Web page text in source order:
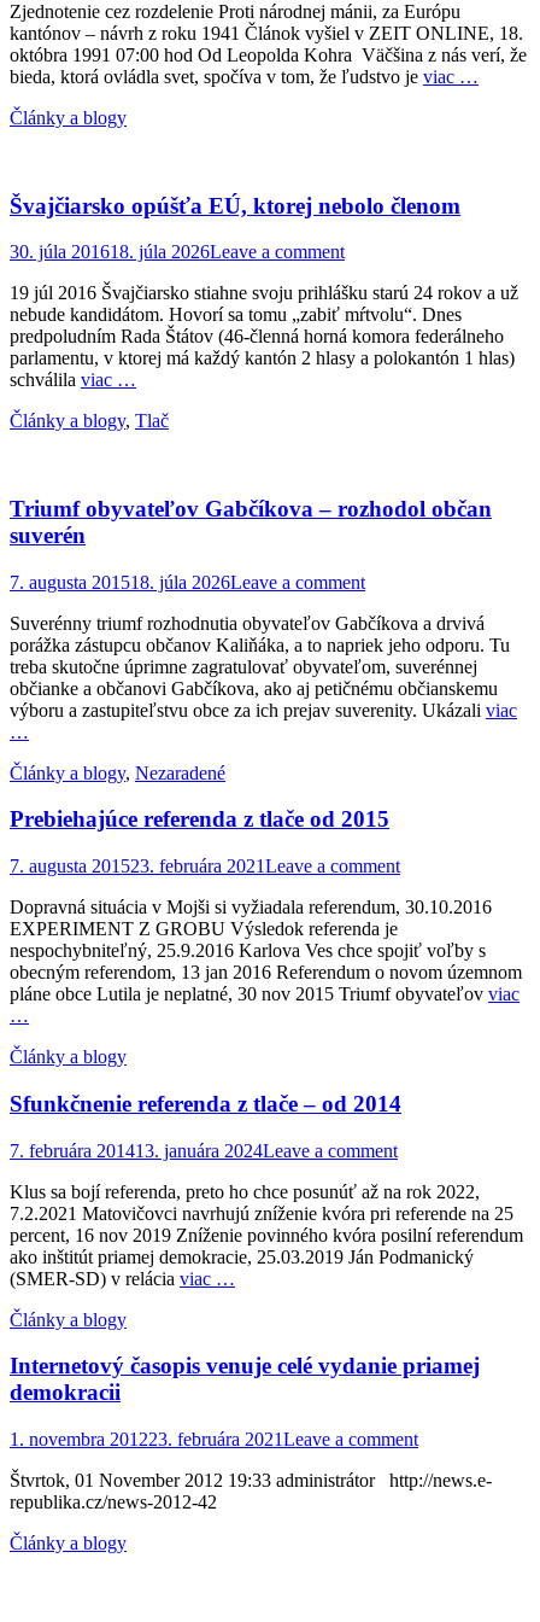
Zjednotenie cez rozdelenie Proti národnej mánii, za Európu
kantónov – návrh z roku 1941 Článok vyšiel v ZEIT ONLINE, 18.
októbra 1991 07:00 hod Od Leopolda Kohra Väčšina z nás verí, že
bieda, ktorá ovládla svet, spočíva v tom, že ľudstvo je viac …
Categories
Články a blogy
Švajčiarsko opúšťa EÚ, ktorej nebolo členom
Posted
30. júla 201618. júla 2026Leave a comment
19 júl 2016 Švajčiarsko stiahne svoju prihlášku starú 24 rokov a už
nebude kandidátom. Hovorí sa tomu „zabiť mŕtvolu“. Dnes
predpoludním Rada Štátov (46-členná horná komora federálneho
parlamentu, v ktorej má každý kantón 2 hlasy a polokantón 1 hlas)
schválila viac …
Categories
Články a blogy, Tlač
Triumf obyvateľov Gabčíkova – rozhodol občan
suverén
Posted
7. augusta 201518. júla 2026Leave a comment
Suverénny triumf rozhodnutia obyvateľov Gabčíkova a drvivá
porážka zástupcu občanov Kaliňáka, a to napriek jeho odporu. Tu
treba skutočne úprimne zagratulovať obyvateľom, suverénnej
občianke a občanovi Gabčíkova, ako aj petičnému občianskemu
výboru a zastupiteľstvu obce za ich prejav suverenity. Ukázali viac
…
Categories
Články a blogy, Nezaradené
Prebiehajúce referenda z tlače od 2015
Posted
7. augusta 201523. februára 2021Leave a comment
Dopravná situácia v Mojši si vyžiadala referendum, 30.10.2016
EXPERIMENT Z GROBU Výsledok referenda je
nespochybniteľný, 25.9.2016 Karlova Ves chce spojiť voľby s
obecným referendom, 13 jan 2016 Referendum o novom územnom
pláne obce Lutila je neplatné, 30 nov 2015 Triumf obyvateľov viac
…
Categories
Články a blogy
Sfunkčnenie referenda z tlače – od 2014
Posted
7. februára 201413. januára 2024Leave a comment
Klus sa bojí referenda, preto ho chce posunúť až na rok 2022,
7.2.2021 Matovičovci navrhujú zníženie kvóra pri referende na 25
percent, 16 nov 2019 Zníženie povinného kvóra posilní referendum
ako inštitút priamej demokracie, 25.03.2019 Ján Podmanický
(SMER-SD) v relácia viac …
Categories
Články a blogy
Internetový časopis venuje celé vydanie priamej
demokracii
Posted
1. novembra 201223. februára 2021Leave a comment
Štvrtok, 01 November 2012 19:33 administrátor http://news.e-
republika.cz/news-2012-42
Categories
Články a blogy